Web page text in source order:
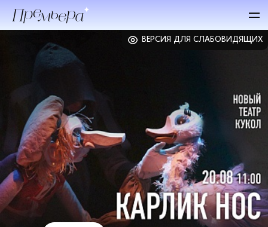
ВЕРСИЯ ДЛЯ СЛАБОВИДЯЩИХ